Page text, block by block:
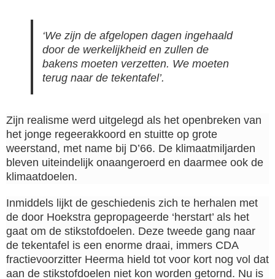
‘We zijn de afgelopen dagen ingehaald
door de werkelijkheid en zullen de
bakens moeten verzetten. We moeten
terug naar de tekentafel’.
Zijn realisme werd uitgelegd als het openbreken van
het jonge regeerakkoord en stuitte op grote
weerstand, met name bij D’66. De klimaatmiljarden
bleven uiteindelijk onaangeroerd en daarmee ook de
klimaatdoelen.
Inmiddels lijkt de geschiedenis zich te herhalen met
de door Hoekstra gepropageerde ‘herstart’ als het
gaat om de stikstofdoelen. Deze tweede gang naar
de tekentafel is een enorme draai, immers CDA
fractievoorzitter Heerma hield tot voor kort nog vol dat
aan de stikstofdoelen niet kon worden getornd. Nu is